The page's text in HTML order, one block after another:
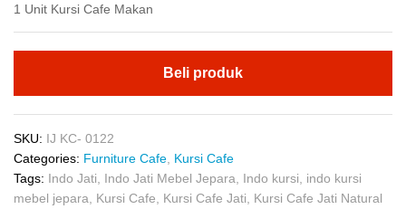
1 Unit Kursi Cafe Makan
Beli produk
SKU: IJ KC- 0122
Categories: Furniture Cafe Kursi Cafe
Tags: Indo Jati Indo Jati Mebel Jepara Indo kursi
indo kursi
mebel jepara
Kursi Cafe Kursi Cafe Jati
Kursi Cafe Jati Natural